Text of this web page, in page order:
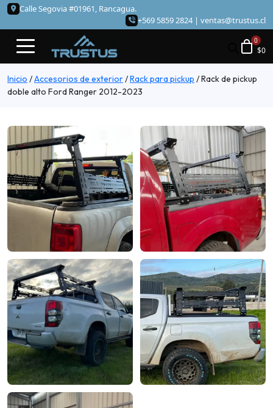
Calle Segovia #01961, Rancagua.
+569 5859 2824 | ventas@trustus.cl
$0
Inicio /Accesorios de exterior/Rack para pickup /Rack de pickup
doble alto Ford Ranger 2012-2023